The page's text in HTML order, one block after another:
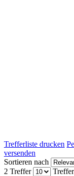
Trefferliste drucken
versenden
Sortieren nach
2 Treffer